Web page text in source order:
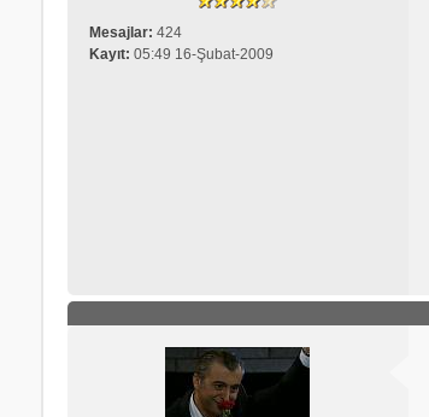
Mesajlar: 424
Kayıt: 05:49 16-Şubat-2009